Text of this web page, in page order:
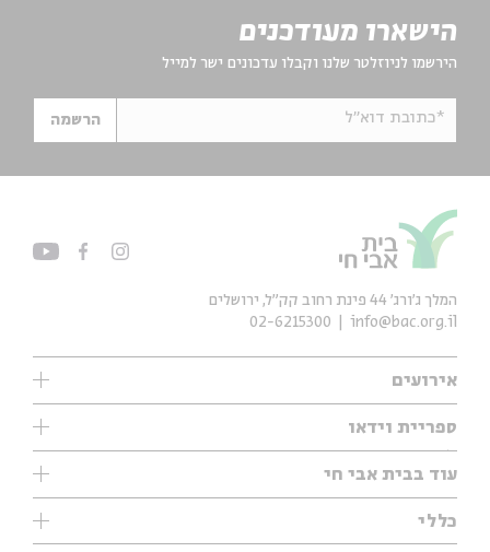
הישארו מעודכנים
הירשמו לניוזלטר שלנו וקבלו עדכונים ישר למייל
*כתובת דוא"ל הרשמה
אירועים
עיון
אנגלית
נוער
ספריית וידאו
ילדים
מוזיקה
עיון
מיוחדים
עוד בבית אבי חי
תערוכות
מיוחדים
כללי
המלך ג'ורג' 44 פינת רחוב קק״ל, ירושלים
info@bac.org.il
02-6215300